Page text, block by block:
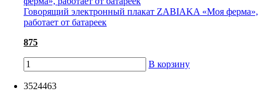
Говорящий электронный плакат ZABIAKA «Моя ферма»,
работает от батареек
875
В корзину
3524463